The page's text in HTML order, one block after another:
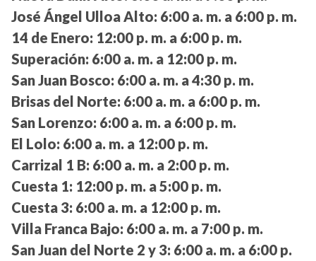
José Ángel Ulloa Alto: 6:00 a. m. a 6:00 p. m.
14 de Enero: 12:00 p. m. a 6:00 p. m.
Superación: 6:00 a. m. a 12:00 p. m.
San Juan Bosco: 6:00 a. m. a 4:30 p. m.
Brisas del Norte: 6:00 a. m. a 6:00 p. m.
San Lorenzo: 6:00 a. m. a 6:00 p. m.
El Lolo: 6:00 a. m. a 12:00 p. m.
Carrizal 1 B: 6:00 a. m. a 2:00 p. m.
Cuesta 1: 12:00 p. m. a 5:00 p. m.
Cuesta 3: 6:00 a. m. a 12:00 p. m.
Villa Franca Bajo: 6:00 a. m. a 7:00 p. m.
San Juan del Norte 2 y 3: 6:00 a. m. a 6:00 p.